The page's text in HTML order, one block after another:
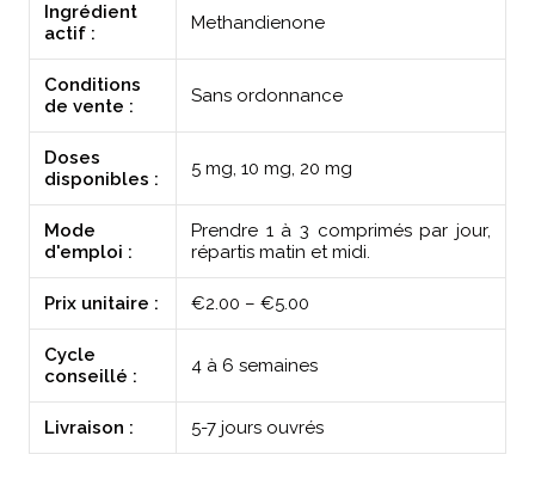
Ingrédient
actif :
Methandienone
Conditions
de vente :
Sans ordonnance
Doses
disponibles :
5 mg, 10 mg, 20 mg
Mode
d'emploi :
Prendre 1 à 3 comprimés par jour,
répartis matin et midi.
Prix unitaire : €2.00 – €5.00
Cycle
conseillé :
4 à 6 semaines
Livraison : 5-7 jours ouvrés